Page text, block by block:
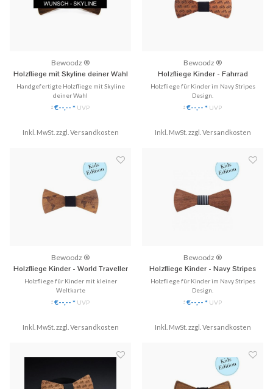
Bewoodz ®
Holzfliege mit Skyline deiner Wahl
Handgefertigte Holzfliege mit Skyline
deiner Wahl
✓ Deine Wunsch-Skyline
✓ Individuelle Einzelanfertigung
*€--,-- * UVP
Inkl. MwSt. zzgl. Versandkosten
Bewoodz ®
Holzfliege Kinder - Fahrrad
Holzfliege für Kinder im Navy Stripes
Design.
✓ Naturbelassene Holzfliege in
Kindergröße.
✓ Mit Liebe handgefertigt!
*€--,-- * UVP
Inkl. MwSt. zzgl. Versandkosten
Bewoodz ®
Holzfliege Kinder - World Traveller
Holzfliege für Kinder mit kleiner
Weltkarte
✓ Einzigartige Holzfliege in Kindergröße.
✓ Passt perfekt zum Kinderhemd.
*€--,-- * UVP
Inkl. MwSt. zzgl. Versandkosten
Bewoodz ®
Holzfliege Kinder - Navy Stripes
Holzfliege für Kinder im Navy Stripes
Design.
✓ Naturbelassene Holzfliege in
Kindergröße.
✓ Mit Liebe handgefertigt!
*€--,-- * UVP
Inkl. MwSt. zzgl. Versandkosten